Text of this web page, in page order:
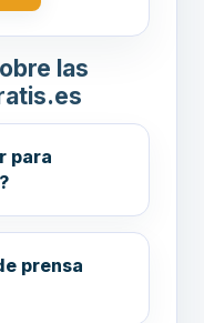
las
para
prensa